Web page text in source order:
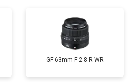
GF 63mm F 2.8 R WR